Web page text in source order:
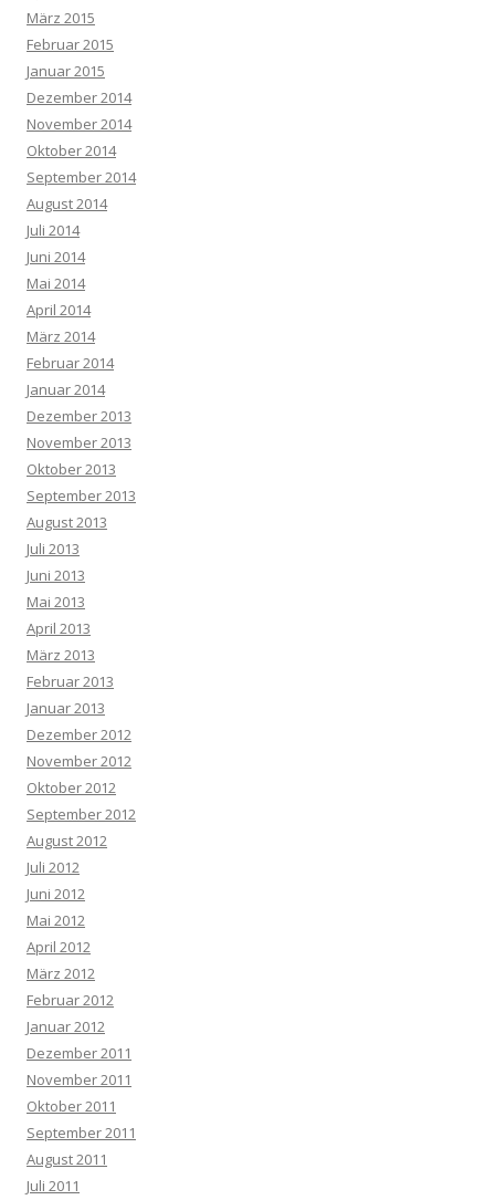
März 2015
Februar 2015
Januar 2015
Dezember 2014
November 2014
Oktober 2014
September 2014
August 2014
Juli 2014
Juni 2014
Mai 2014
April 2014
März 2014
Februar 2014
Januar 2014
Dezember 2013
November 2013
Oktober 2013
September 2013
August 2013
Juli 2013
Juni 2013
Mai 2013
April 2013
März 2013
Februar 2013
Januar 2013
Dezember 2012
November 2012
Oktober 2012
September 2012
August 2012
Juli 2012
Juni 2012
Mai 2012
April 2012
März 2012
Februar 2012
Januar 2012
Dezember 2011
November 2011
Oktober 2011
September 2011
August 2011
Juli 2011